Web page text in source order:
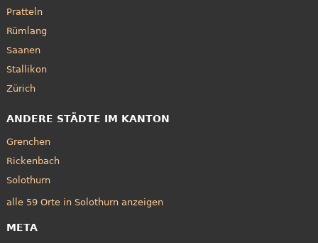
Pratteln
Rümlang
Saanen
Stallikon
Zürich
ANDERE STÄDTE IM KANTON
Grenchen
Rickenbach
Solothurn
alle 59 Orte in Solothurn anzeigen
META